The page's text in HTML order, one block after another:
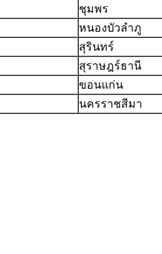
ชุมพร
หนองบัวลำภู
สุรินทร์
สุราษฎร์ธานี
ขอนแก่น
นครราชสีมา